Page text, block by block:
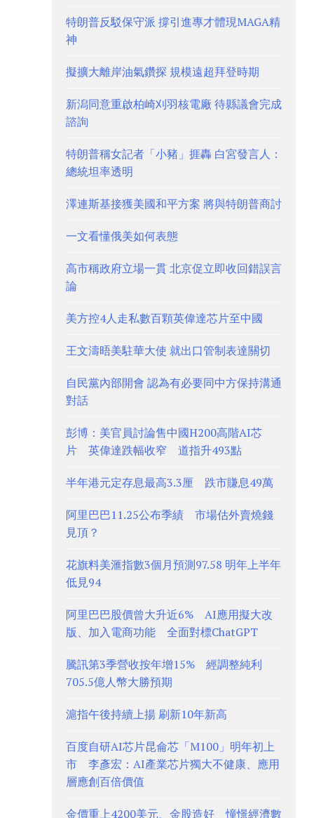
特朗普反駁保守派 撐引進專才體現MAGA精
神
擬擴大離岸油氣鑽探 規模遠超拜登時期
新潟同意重啟柏崎刈羽核電廠 待縣議會完成
諮詢
特朗普稱女記者「小豬」捱轟 白宮發言人：
總統坦率透明
澤連斯基接獲美國和平方案 將與特朗普商討
一文看懂俄美如何表態
高市稱政府立場一貫 北京促立即收回錯誤言
論
美方控4人走私數百顆英偉達芯片至中國
王文濤晤美駐華大使 就出口管制表達關切
自民黨內部開會 認為有必要同中方保持溝通
對話
彭博：美官員討論售中國H200高階AI芯
片 英偉達跌幅收窄 道指升493點
半年港元定存息最高3.3厘 跌市賺息49萬
阿里巴巴11.25公布季績 市場估外賣燒錢
見頂？
花旗料美滙指數3個月預測97.58 明年上半年
低見94
阿里巴巴股價曾大升近6% AI應用擬大改
版、加入電商功能 全面對標ChatGPT
騰訊第3季營收按年增15% 經調整純利
705.5億人幣大勝預期
滬指午後持續上揚 刷新10年新高
百度自研AI芯片昆侖芯「M100」明年初上
市 李彥宏：AI產業芯片獨大不健康、應用
層應創百倍價值
金價重上4200美元、金股造好 憧憬經濟數